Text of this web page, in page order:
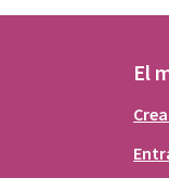
El